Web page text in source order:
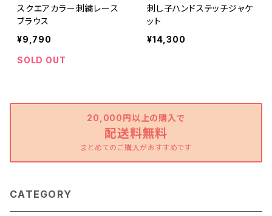
スクエアカラー刺繍レース
ブラウス
¥9,790
SOLD OUT
刺し子ハンドステッチジャケ
ット
¥14,300
20,000円以上の購入で
配送料無料
まとめてのご購入がおすすめです
CATEGORY